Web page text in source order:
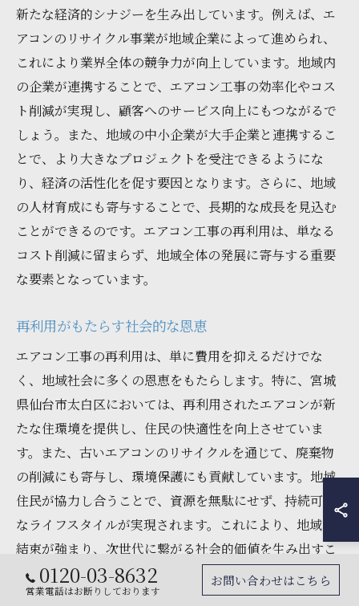
新たな経済的シナジーを生み出しています。例えば、エ
アコンのリサイクル事業が地域企業によって進められ、
これにより業界全体の競争力が向上しています。地域内
の企業が連携することで、エアコン工事の効率化やコス
ト削減が実現し、顧客へのサービス向上にもつながるで
しょう。また、地域の中小企業が大手企業と連携するこ
とで、より大きなプロジェクトを受注できるようにな
り、経済の活性化を促す要因となります。さらに、地域
の人材育成にも寄与することで、長期的な成長を見込む
ことができるのです。エアコン工事の再利用は、単なる
コスト削減に留まらず、地域全体の発展に寄与する重要
な要素となっています。
再利用がもたらす社会的な恩恵
エアコン工事の再利用は、単に費用を抑えるだけでな
く、地域社会に多くの恩恵をもたらします。特に、宮城
県仙台市太白区においては、再利用されたエアコンが新
たな住環境を提供し、住民の快適性を向上させていま
す。また、古いエアコンのリサイクルを通じて、廃棄物
の削減にも寄与し、環境保護にも貢献しています。地域
住民が協力し合うことで、資源を無駄にせず、持続可能
なライフスタイルが実現されます。これにより、地域の
結束が強まり、次世代に繋がる社会的価値を生み出すこ
とができるのです。
0120-03-8632
営業電話はお断りしております
お問い合わせはこちら